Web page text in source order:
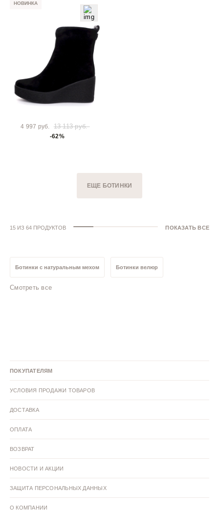
НОВИНКА
4 997 руб. 13 113 руб.
-62%
ЕЩЕ БОТИНКИ
15 ИЗ 64 ПРОДУКТОВ ПОКАЗАТЬ ВСЕ
Ботинки с натуральным мехом Ботинки велюр
Ботинки кожаные
Смотреть все
ПОКУПАТЕЛЯМ
УСЛОВИЯ ПРОДАЖИ ТОВАРОВ
ДОСТАВКА
ОПЛАТА
ВОЗВРАТ
НОВОСТИ И АКЦИИ
ЗАЩИТА ПЕРСОНАЛЬНЫХ ДАННЫХ
О КОМПАНИИ